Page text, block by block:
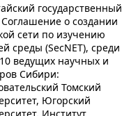
государственный
о создании
сети по изучению
среды (SecNET), среди
ведущих научных и
Сибири:
Томский
Югорский
Институт